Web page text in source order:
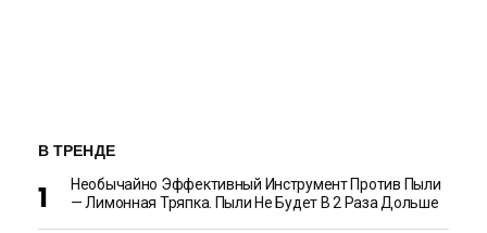
В ТРЕНДЕ
Необычайно Эффективный Инструмент Против Пыли
— Лимонная Тряпка. Пыли Не Будет В 2 Раза Дольше